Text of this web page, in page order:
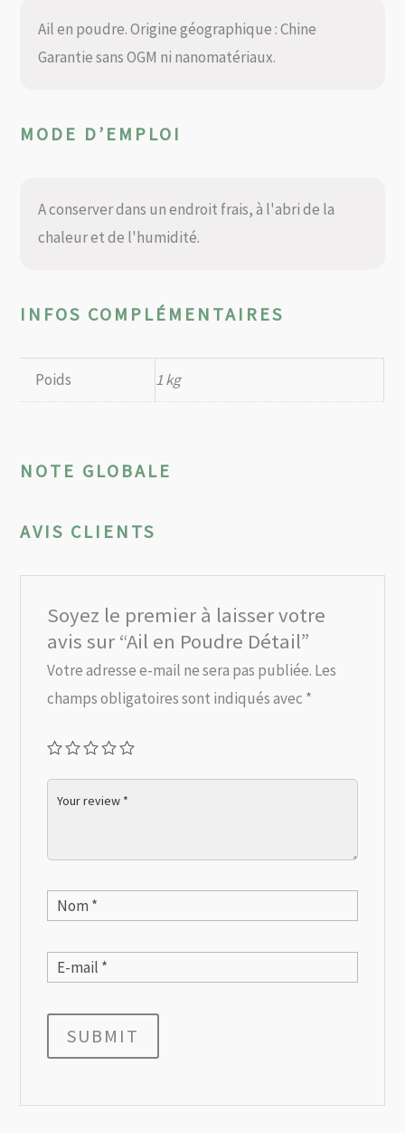
Ail en poudre. Origine géographique : Chine
Garantie sans OGM ni nanomatériaux.
MODE D’EMPLOI
A conserver dans un endroit frais, à l'abri de la
chaleur et de l'humidité.
INFOS COMPLÉMENTAIRES
Poids 1 kg
NOTE GLOBALE
AVIS CLIENTS
Soyez le premier à laisser votre
avis sur “Ail en Poudre Détail”
Votre adresse e-mail ne sera pas publiée. Les
champs obligatoires sont indiqués avec *
SUBMIT